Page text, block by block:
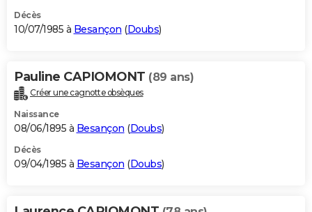
Décès
10/07/1985 à Besançon (Doubs)
Pauline CAPIOMONT (89 ans)
Créer une cagnotte obsèques
Naissance
08/06/1895 à Besançon (Doubs)
Décès
09/04/1985 à Besançon (Doubs)